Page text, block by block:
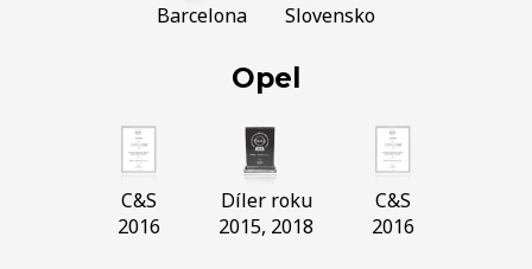
Barcelona Slovensko
Opel
C&S
2016
Díler roku
2015, 2018
C&S
2016